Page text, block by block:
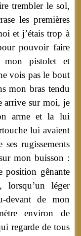
trembler le sol,
les premières
et j’étais trop à
pouvoir faire
mon pistolet et
vois pas le bout
mon bras tendu
arrive sur moi, je
arme et la lui
lui avaient
rugissements
mon buisson :
position gênante
lorsqu’un léger
de mon
environ de
regarde de tous